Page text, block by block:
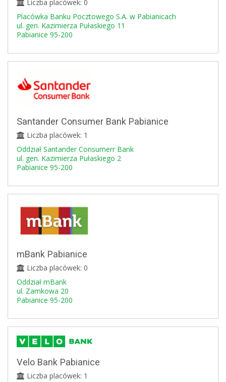
Liczba placówek: 0
Placówka Banku Pocztowego S.A. w Pabianicach
ul. gen. Kazimierza Pułaskiego 11
Pabianice 95-200
Santander Consumer Bank Pabianice
Liczba placówek: 1
Oddział Santander Consumerr Bank
ul. gen. Kazimierza Pułaskiego 2
Pabianice 95-200
mBank Pabianice
Liczba placówek: 0
Oddział mBank
ul. Zamkowa 20
Pabianice 95-200
Velo Bank Pabianice
Liczba placówek: 1